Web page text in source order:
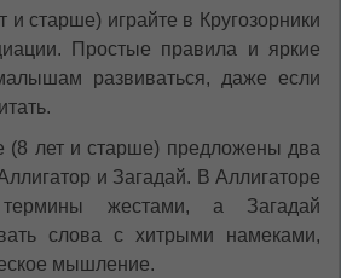
старше) играйте в Кругозорники
Простые правила и яркие
развиваться, даже если
(8 лет и старше) предложены два
и Загадай. В Аллигаторе
жестами, а Загадай
слова с хитрыми намеками,
мышление.